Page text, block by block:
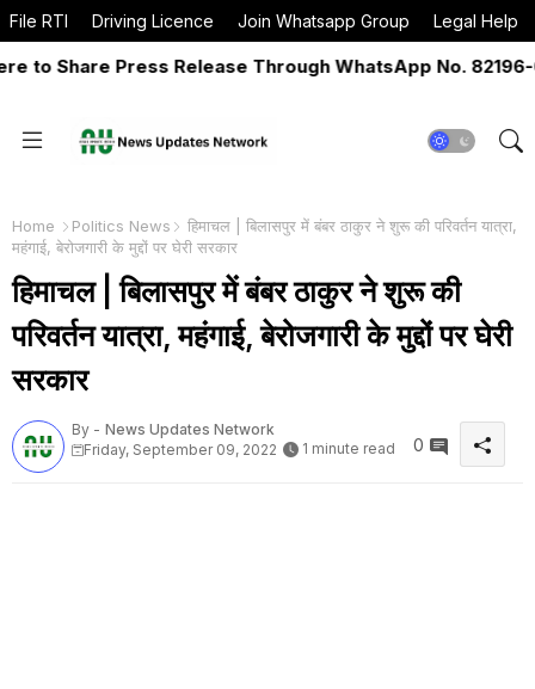
File RTI Driving Licence Join Whatsapp Group Legal Help
Share Press Release Through WhatsApp No. 82196-
Home Politics News
हिमाचल | बिलासपुर में बंबर ठाकुर ने शुरू की परिवर्तन यात्रा,
महंगाई, बेरोजगारी के मुद्दों पर घेरी सरकार
हिमाचल | बिलासपुर में बंबर ठाकुर ने शुरू की
परिवर्तन यात्रा, महंगाई, बेरोजगारी के मुद्दों पर घेरी
सरकार
By - News Updates Network
Friday, September 09, 2022
1 minute read 0